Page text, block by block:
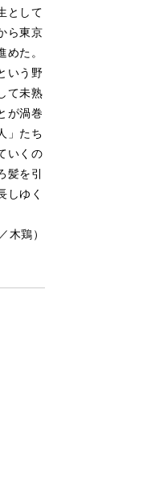
として
ら東京
めた。
いう野
て未熟
が渦巻
」たち
いくの
髪を引
しゆく
木鶏）